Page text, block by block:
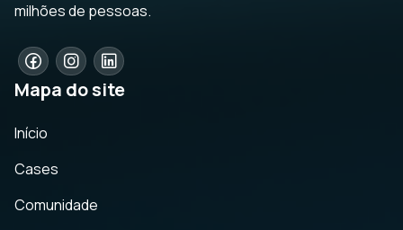
milhões de pessoas.
Mapa do site
Início
Cases
Comunidade